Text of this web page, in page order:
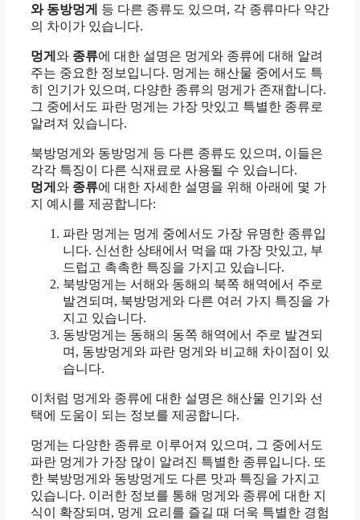
와 동방멍게
등 다른 종류도 있으며, 각 종류마다 약간
의 차이가 있습니다.
멍게 와 종류에 대한 설명은 멍게와 종류에 대해 알려
주는 중요한 정보입니다. 멍게는 해산물 중에서도 특
히 인기가 있으며, 다양한 종류의 멍게가 존재합니다.
그 중에서도 파란 멍게는 가장 맛있고 특별한 종류로
알려져 있습니다.
북방멍게와 동방멍게 등 다른 종류도 있으며, 이들은
각각 특징이 다른 식재료로 사용될 수 있습니다.
멍게 와 종류에 대한 자세한 설명을 위해 아래에 몇 가
지 예시를 제공합니다:
파란 멍게는 멍게 중에서도 가장 유명한 종류입
니다. 신선한 상태에서 먹을 때 가장 맛있고, 부
드럽고 촉촉한 특징을 가지고 있습니다.
북방멍게는 서해와 동해의 북쪽 해역에서 주로
발견되며, 북방멍게와 다른 여러 가지 특징을 가
지고 있습니다.
동방멍게는 동해의 동쪽 해역에서 주로 발견되
며, 동방멍게와 파란 멍게와 비교해 차이점이 있
습니다.
이처럼 멍게와 종류에 대한 설명은 해산물 인기와 선
택에 도움이 되는 정보를 제공합니다.
멍게는 다양한 종류로 이루어져 있으며, 그 중에서도
파란 멍게가 가장 많이 알려진 특별한 종류입니다. 또
한 북방멍게와 동방멍게도 다른 맛과 특징을 가지고
있습니다. 이러한 정보를 통해 멍게와 종류에 대한 지
식이 확장되며, 멍게 요리를 즐길 때 더욱 특별한 경험